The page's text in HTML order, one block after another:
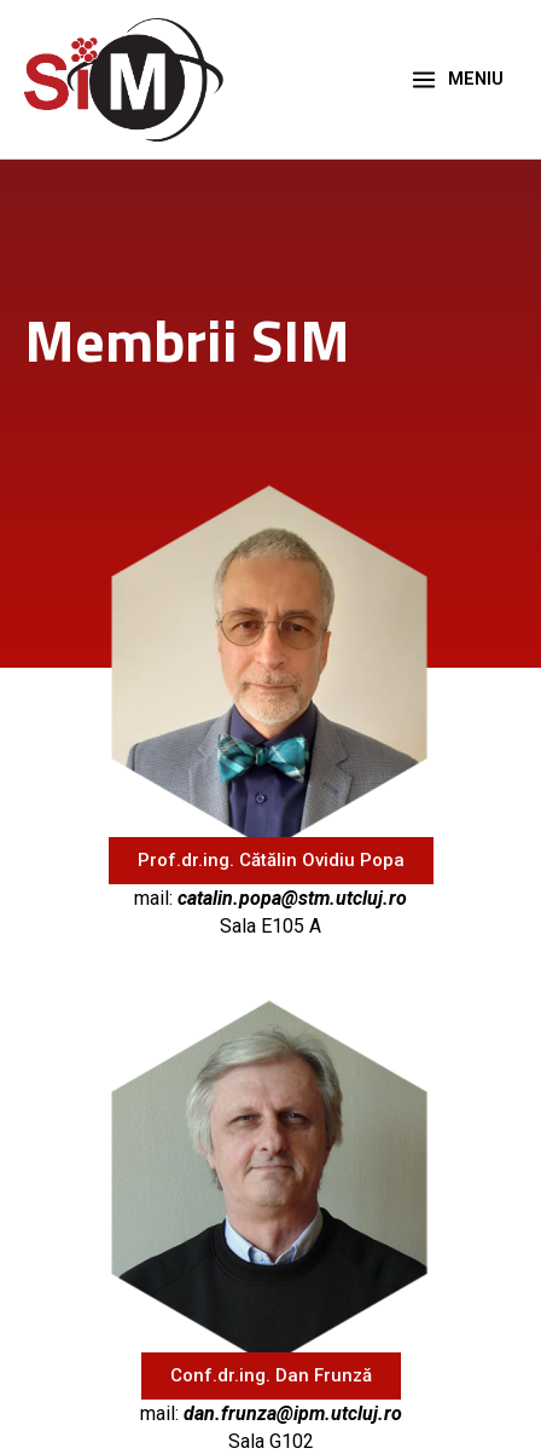
content
MENIU
Membrii SIM
Prof.dr.ing. Cătălin Ovidiu Popa
mail: catalin.popa@stm.utcluj.ro
Sala E105 A
Conf.dr.ing. Dan Frunză
mail: dan.frunza@ipm.utcluj.ro
Sala G102